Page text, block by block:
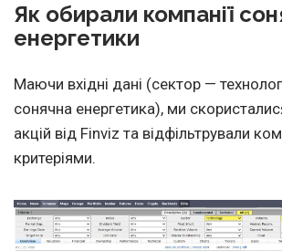
Як обирали компанії
енергетики
Маючи вхідні дані (сектор —
сонячна енергетика), ми
акцій від Finviz та відфільтрували
критеріями.